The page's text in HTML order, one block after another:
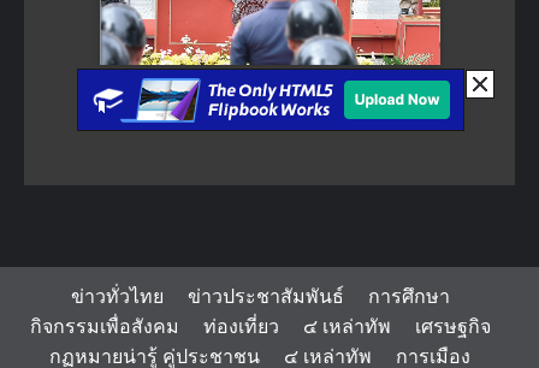
ข่าวทั่วไทย ข่าวประชาสัมพันธ์
การศึกษา
กิจกรรมเพื่อสังคม
ท่องเที่ยว ๔ เหล่าทัพ
เศรษฐกิจ
กฏหมายน่ารู้ คู่ประชาชน
๔ เหล่าทัพ การเมือง